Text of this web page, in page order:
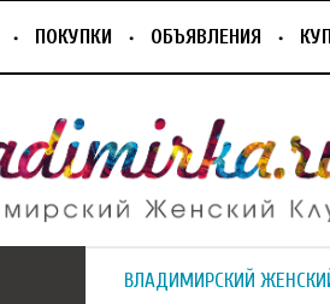
ПОКУПКИ ОБЪЯВЛЕНИЯ
ВЛАДИМИРСКИЙ